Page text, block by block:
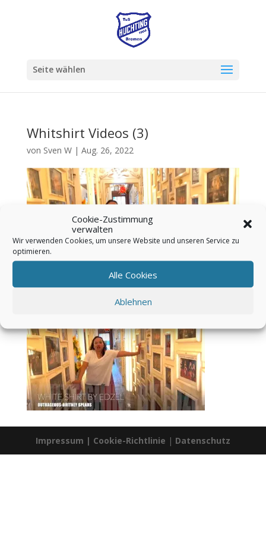
Cookie-Zustimmung
verwalten
Wir verwenden Cookies, um unsere Website und unseren Service zu
optimieren.
Alle Cookies
Ablehnen
Seite wählen
Whitshirt Videos (3)
von Sven W| Aug. 26, 2022
Impressum | Cookie-Richtlinie | Datenschutz